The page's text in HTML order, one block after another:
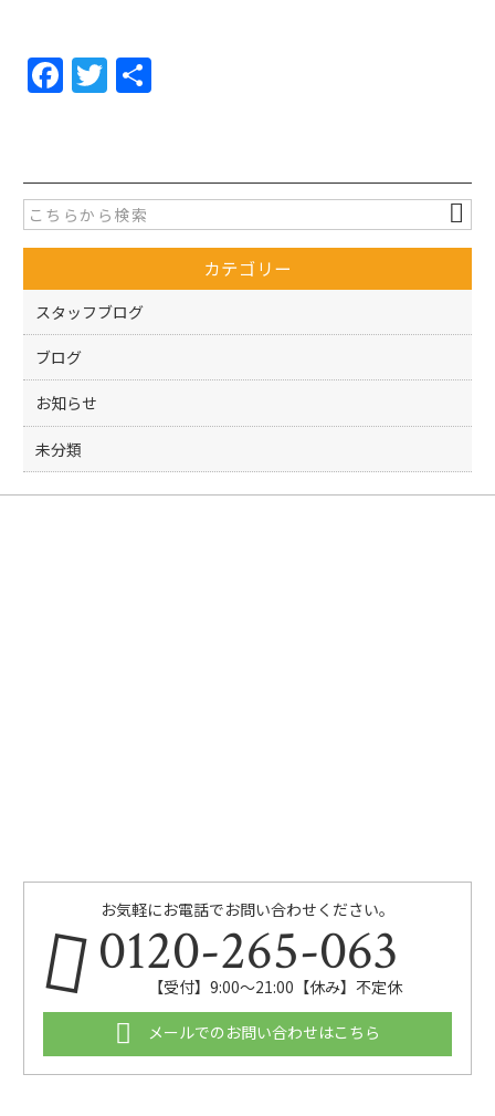
F
a
e
b
o
o
k
T
w
er
カテゴリー
スタッフブログ
ブログ
お知らせ
未分類
お気軽にお電話でお問い合わせください。
0120-265-063
【受付】9:00〜21:00【休み】不定休
メールでのお問い合わせはこちら